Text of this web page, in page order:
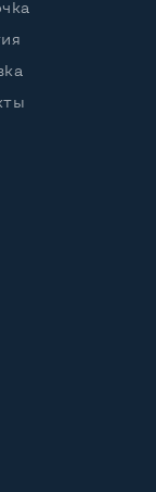
Нет
и пр.)